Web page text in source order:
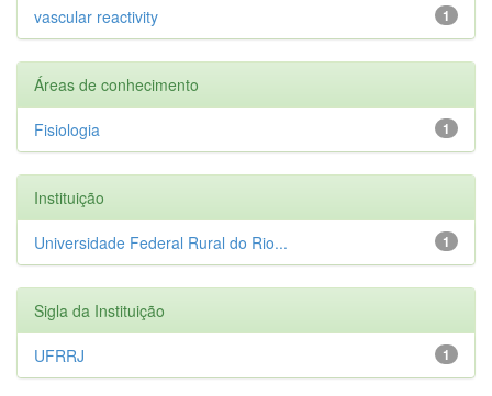
1
vascular reactivity
Áreas de conhecimento
1
Fisiologia
Instituição
1
Universidade Federal Rural do Rio...
Sigla da Instituição
1
UFRRJ